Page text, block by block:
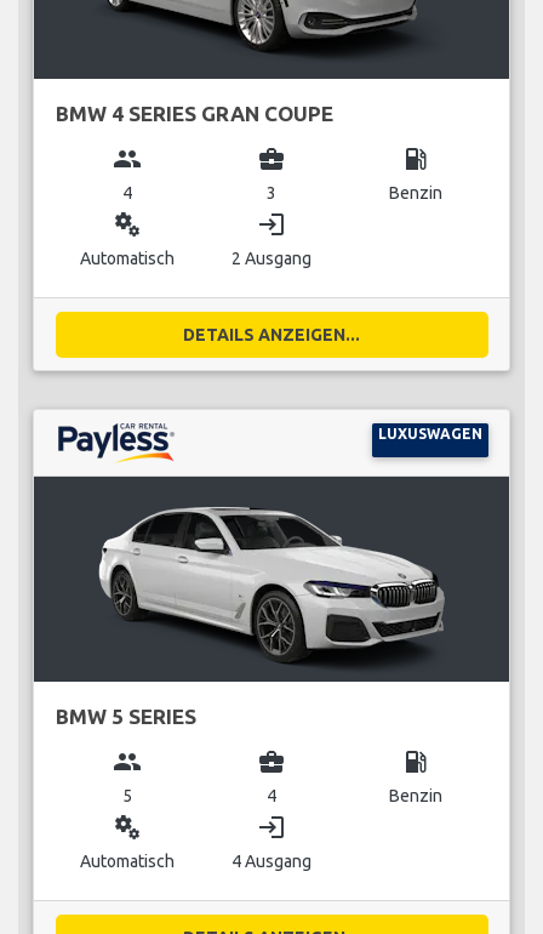
BMW 4 SERIES GRAN COUPE
group
4
business_center
3
local_gas_station
Benzin
miscellaneous_services
Automatisch
login
2 Ausgang
DETAILS ANZEIGEN...
LUXUSWAGEN
BMW 5 SERIES
group
5
business_center
4
local_gas_station
Benzin
miscellaneous_services
Automatisch
login
4 Ausgang